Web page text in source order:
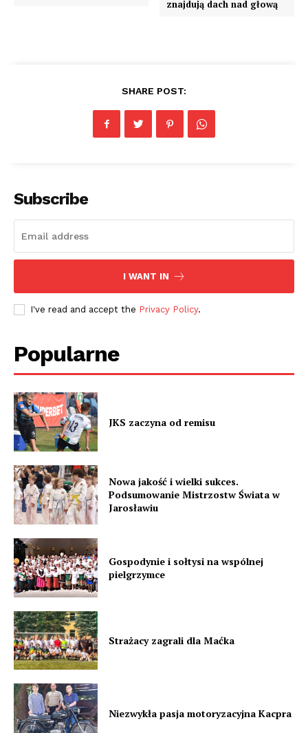
znajdują dach nad głową
SHARE POST:
Subscribe
I WANT IN
I've read and accept the Privacy Policy.
Popularne
JKS zaczyna od remisu
Nowa jakość i wielki sukces.
Podsumowanie Mistrzostw Świata w
Jarosławiu
Gospodynie i sołtysi na wspólnej
pielgrzymce
Strażacy zagrali dla Maćka
Niezwykła pasja motoryzacyjna Kacpra